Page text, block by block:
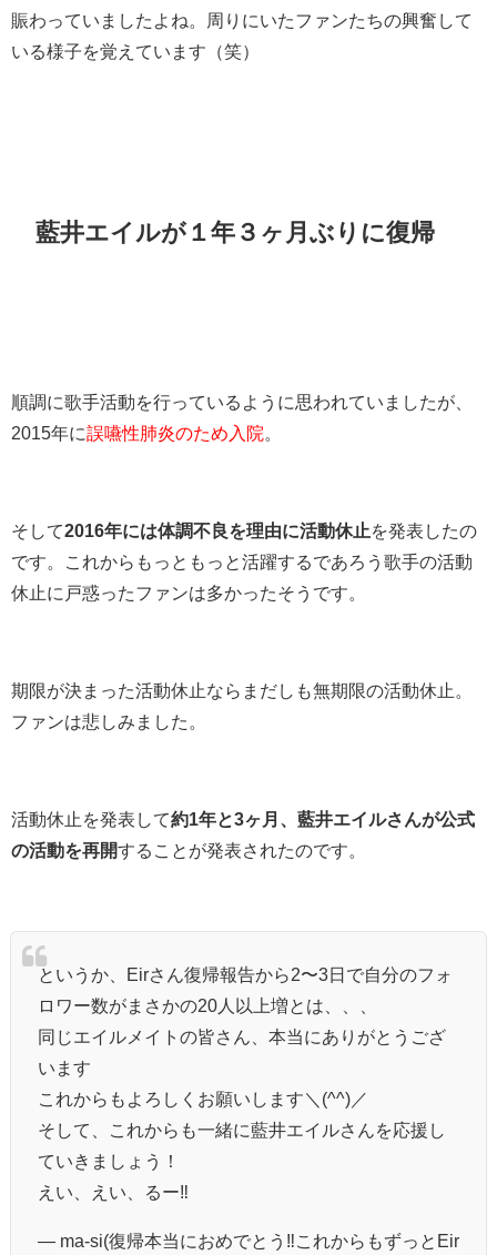
賑わっていましたよね。周りにいたファンたちの興奮して
いる様子を覚えています（笑）
藍井エイルが１年３ヶ月ぶりに復帰
順調に歌手活動を行っているように思われていましたが、
2015年に誤嚥性肺炎のため入院
そして2016年には体調不良を理由に活動休止を発表したの
です。これからもっともっと活躍するであろう歌手の活動
休止に戸惑ったファンは多かったそうです。
期限が決まった活動休止ならまだしも無期限の活動休止。
ファンは悲しみました。
活動休止を発表して約1年と3ヶ月、藍井エイルさんが公式
の活動を再開することが発表されたのです。
というか、Eirさん復帰報告から2〜3日で自分のフォ
ロワー数がまさかの20人以上増とは、、、
同じエイルメイトの皆さん、本当にありがとうござ
います
これからもよろしくお願いします＼(^^)／
そして、これからも一緒に藍井エイルさんを応援し
ていきましょう！
えい、えい、るー‼︎
— ma-si(復帰本当におめでとう‼︎これからもずっとEir